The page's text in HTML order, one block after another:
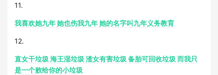
11.
我喜欢她九年 她也伤我九年 她的名字叫九年义务教育
12.
直女干垃圾 海王湿垃圾 渣女有害垃圾 备胎可回收垃圾 而我只
是一个败给你的小垃圾